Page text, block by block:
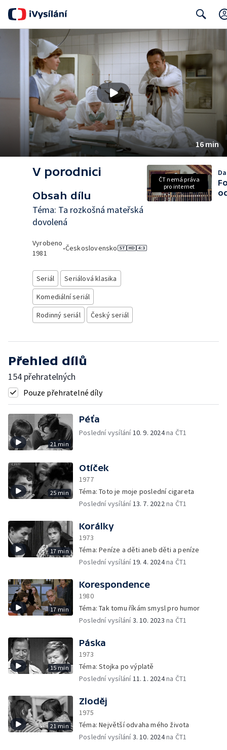
16 min
V porodnici
Obsah dílu
Téma: Ta rozkošná mateřská
dovolená
Vyrobeno
1981
•Československo
Seriál
Seriálová klasika
Komediální seriál
Rodinný seriál
Český seriál
ČT nemá práva
pro internet
Přehled dílů
154 přehratelných
Pouze přehratelné díly
21 min
Péťa
Poslední vysílání10. 9. 2024na ČT1
25 min
Otíček
1977
Téma: Toto je moje poslední cigareta
Poslední vysílání13. 7. 2022na ČT1
17 min
Korálky
1973
Téma: Peníze a děti aneb děti a peníze
Poslední vysílání19. 4. 2024na ČT1
17 min
Korespondence
1980
Téma: Tak tomu říkám smysl pro humor
Poslední vysílání3. 10. 2023 na ČT1
15 min
Páska
1973
Téma: Stojka po výplatě
Poslední vysílání11. 1. 2024na ČT1
21 min
Zloděj
1975
Téma: Největší odvaha mého života
Poslední vysílání3. 10. 2024na ČT1